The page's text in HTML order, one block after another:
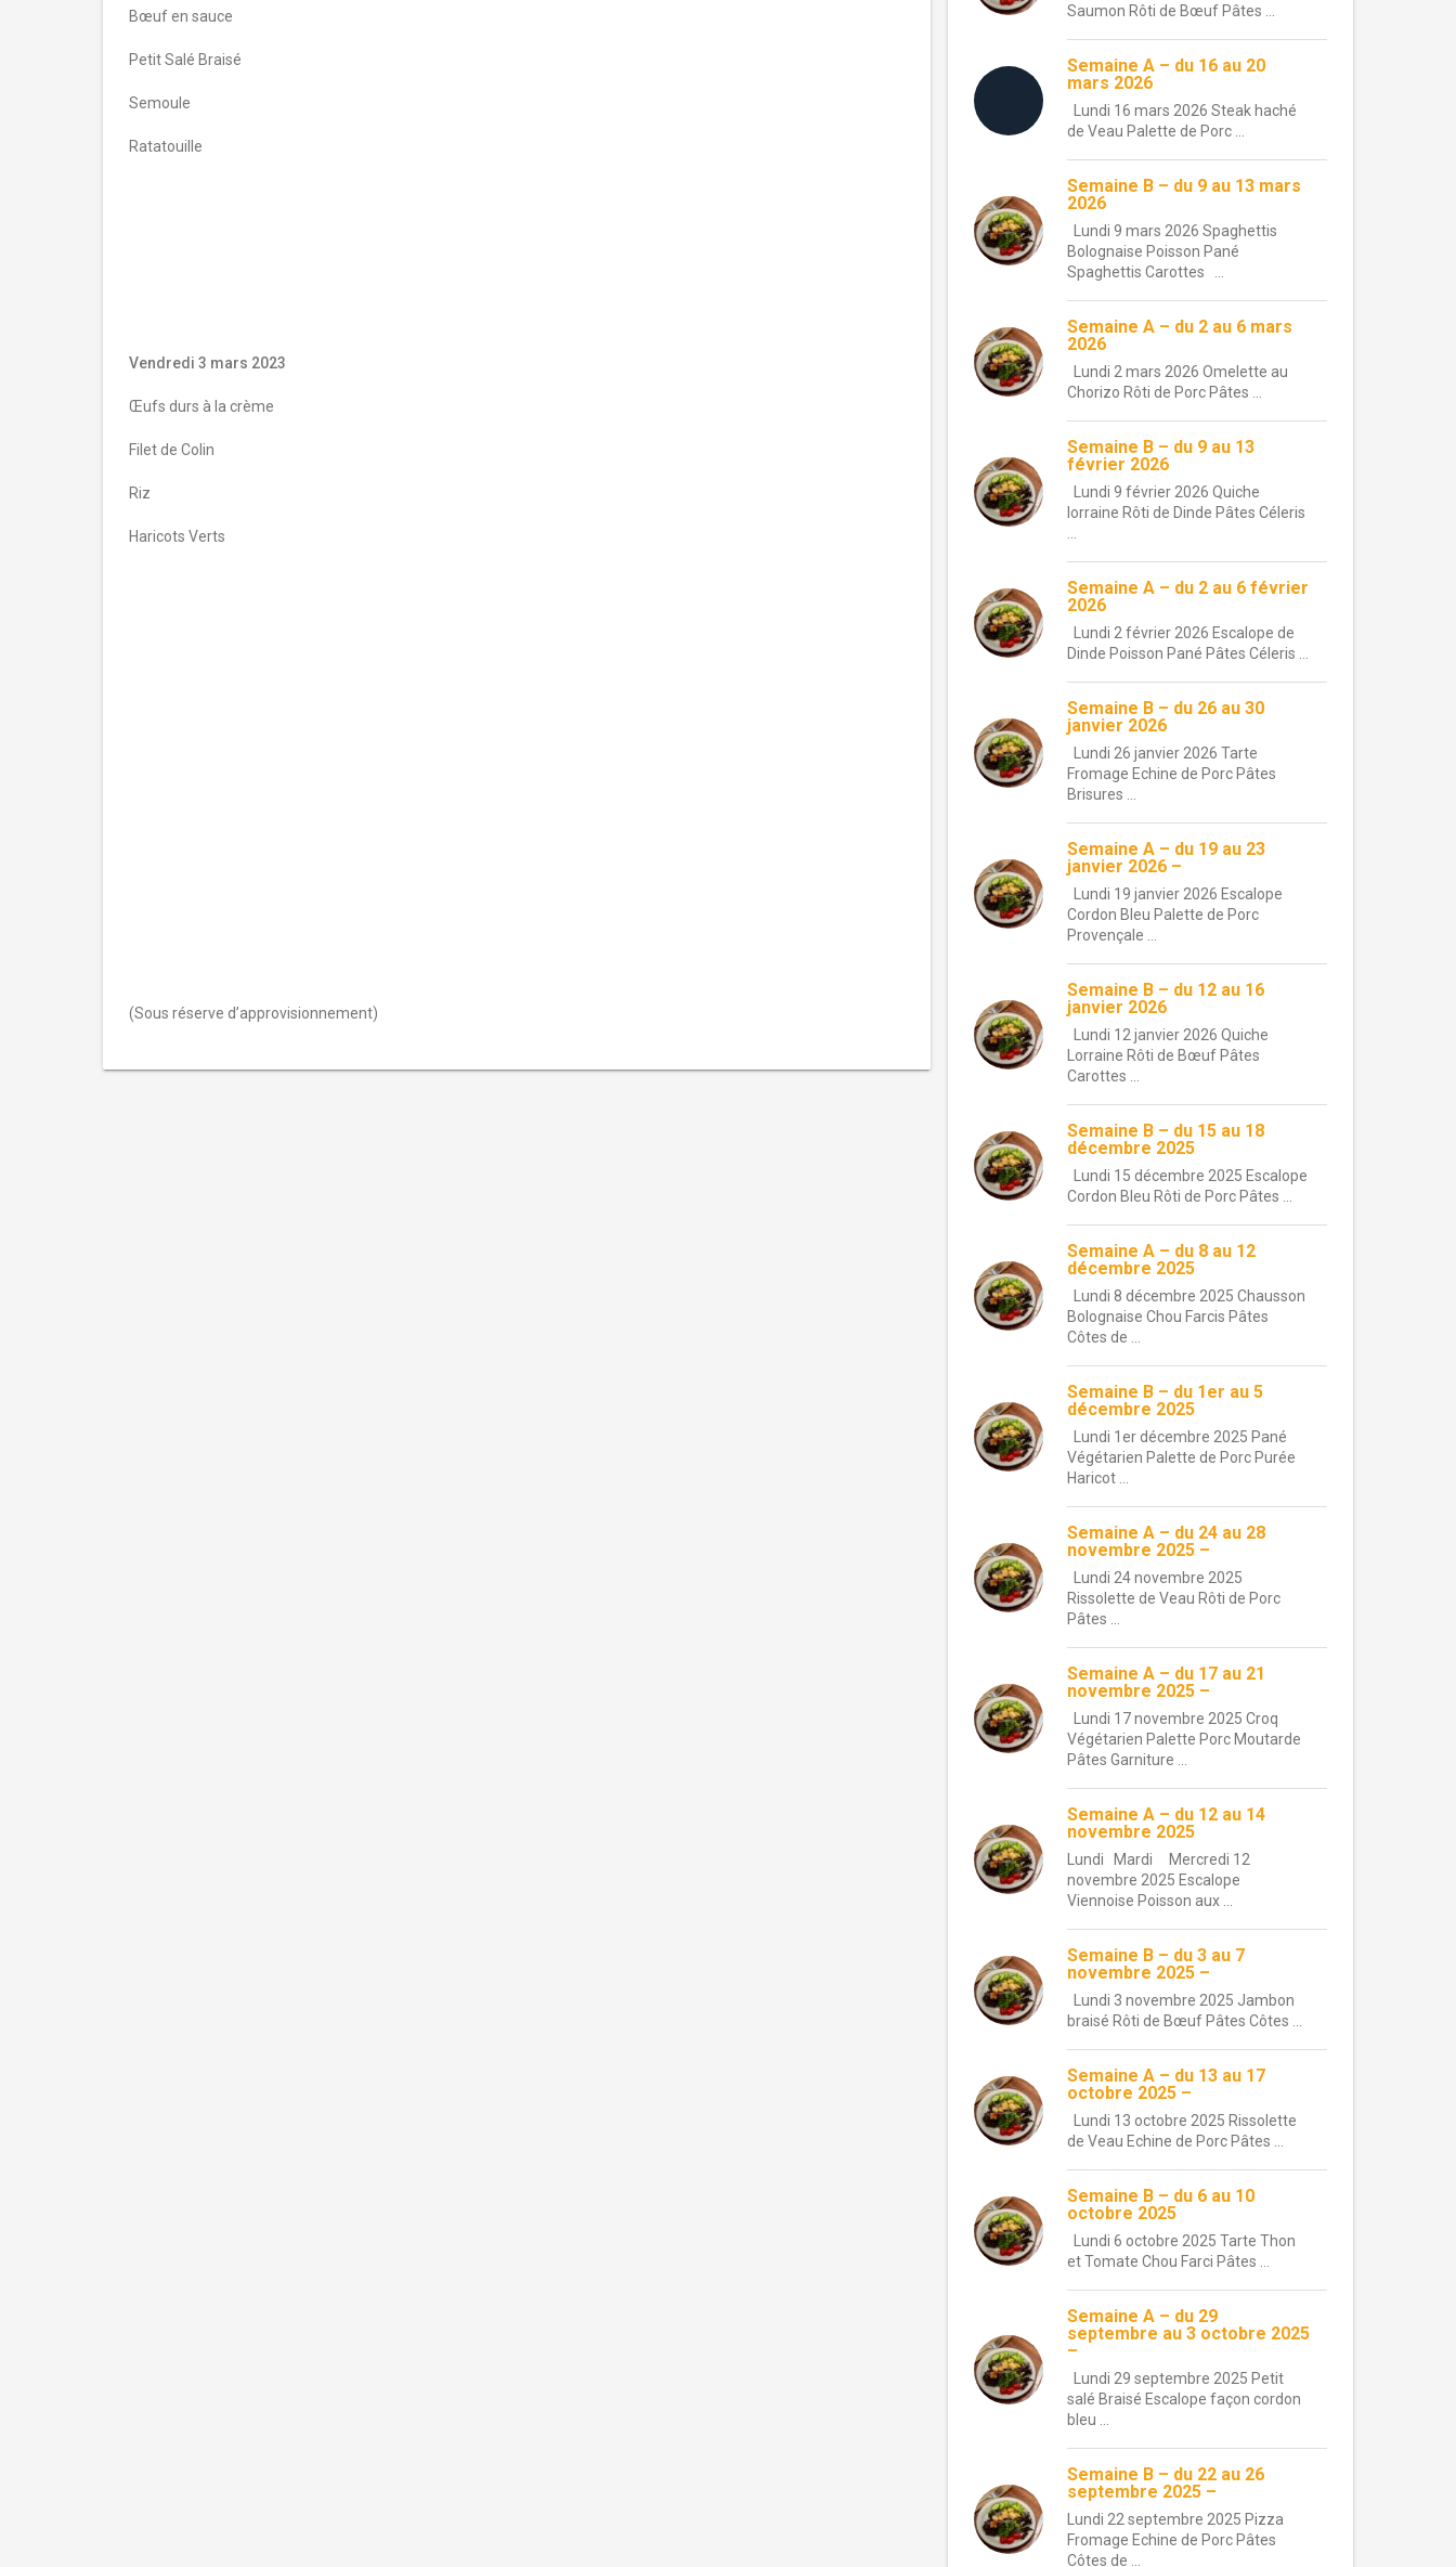
Bœuf en sauce
Petit Salé Braisé
Semoule
Ratatouille
Vendredi 3 mars 2023
Œufs durs à la crème
Filet de Colin
Riz
Haricots Verts
(Sous réserve d’approvisionnement)
Saumon Rôti de Bœuf Pâtes ...
Semaine A – du 16 au 20
mars 2026
Lundi 16 mars 2026 Steak haché
de Veau Palette de Porc ...
Semaine B – du 9 au 13 mars
2026
Lundi 9 mars 2026 Spaghettis
Bolognaise Poisson Pané
Spaghettis Carottes ...
Semaine A – du 2 au 6 mars
2026
Lundi 2 mars 2026 Omelette au
Chorizo Rôti de Porc Pâtes ...
Semaine B – du 9 au 13
février 2026
Lundi 9 février 2026 Quiche
lorraine Rôti de Dinde Pâtes Céleris
Semaine A – du 2 au 6 février
2026
Lundi 2 février 2026 Escalope de
Dinde Poisson Pané Pâtes Céleris ...
Semaine B – du 26 au 30
janvier 2026
Lundi 26 janvier 2026 Tarte
Fromage Echine de Porc Pâtes
Brisures ...
Semaine A – du 19 au 23
janvier 2026 –
Lundi 19 janvier 2026 Escalope
Cordon Bleu Palette de Porc
Provençale ...
Semaine B – du 12 au 16
janvier 2026
Lundi 12 janvier 2026 Quiche
Lorraine Rôti de Bœuf Pâtes
Carottes ...
Semaine B – du 15 au 18
décembre 2025
Lundi 15 décembre 2025 Escalope
Cordon Bleu Rôti de Porc Pâtes ...
Semaine A – du 8 au 12
décembre 2025
Lundi 8 décembre 2025 Chausson
Bolognaise Chou Farcis Pâtes
Côtes de ...
Semaine B – du 1er au 5
décembre 2025
Lundi 1er décembre 2025 Pané
Végétarien Palette de Porc Purée
Haricot ...
Semaine A – du 24 au 28
novembre 2025 –
Lundi 24 novembre 2025
Rissolette de Veau Rôti de Porc
Pâtes ...
Semaine A – du 17 au 21
novembre 2025 –
Lundi 17 novembre 2025 Croq
Végétarien Palette Porc Moutarde
Pâtes Garniture ...
Semaine A – du 12 au 14
novembre 2025
Lundi Mardi Mercredi 12
novembre 2025 Escalope
Viennoise Poisson aux ...
Semaine B – du 3 au 7
novembre 2025 –
Lundi 3 novembre 2025 Jambon
braisé Rôti de Bœuf Pâtes Côtes ...
Semaine A – du 13 au 17
octobre 2025 –
Lundi 13 octobre 2025 Rissolette
de Veau Echine de Porc Pâtes ...
Semaine B – du 6 au 10
octobre 2025
Lundi 6 octobre 2025 Tarte Thon
et Tomate Chou Farci Pâtes ...
Semaine A – du 29
septembre au 3 octobre 2025
–
Lundi 29 septembre 2025 Petit
salé Braisé Escalope façon cordon
bleu ...
Semaine B – du 22 au 26
septembre 2025 –
Lundi 22 septembre 2025 Pizza
Fromage Echine de Porc Pâtes
Côtes de ...